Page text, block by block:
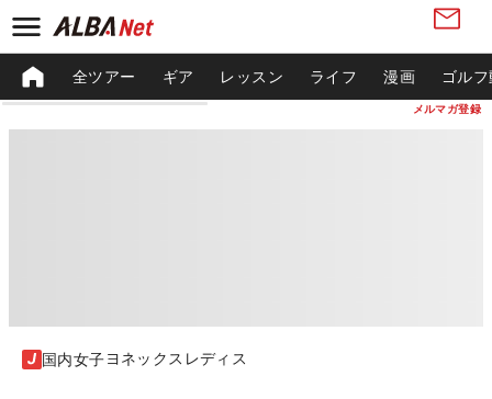
メルマガ登録
全ツアー ギア レッスン ライフ 漫画 ゴル
国内女子ヨネックスレディス